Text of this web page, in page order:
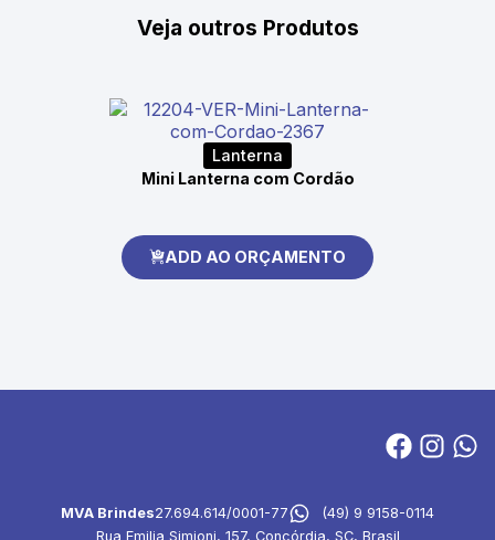
Veja outros Produtos
Lanterna
Mini Lanterna com Cordão
ADD AO ORÇAMENTO
MVA Brindes27.694.614/0001-77
(49) 9 9158-0114
Rua Emilia Simioni, 157, Concórdia, SC, Brasil